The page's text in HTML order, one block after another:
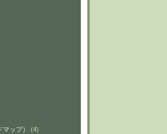
マップ） (4)